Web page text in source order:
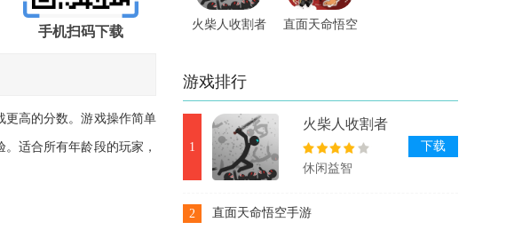
手机扫码下载
更高的分数。游戏操作简单
适合所有年龄段的玩家，
火柴人收割者
直面天命悟空
游戏排行
1
火柴人收割者
内置修改器手
游
休闲益智
下载
2 直面天命悟空手游